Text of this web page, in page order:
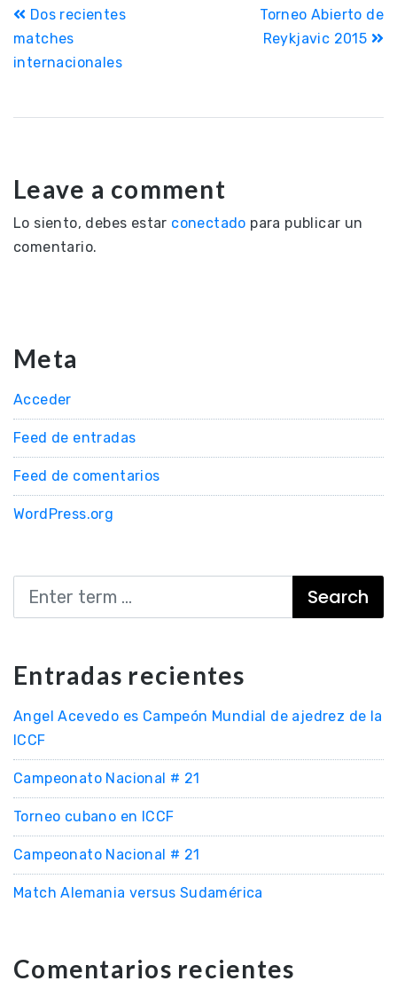
Navegación
de
entradas
Dos recientes
matches
internacionales
Torneo Abierto de
Reykjavic 2015
Leave a comment
Lo siento, debes estar conectado para publicar un
comentario.
Meta
Acceder
Feed de entradas
Feed de comentarios
WordPress.org
Search
Entradas recientes
Angel Acevedo es Campeón Mundial de ajedrez de la
ICCF
Campeonato Nacional # 21
Torneo cubano en ICCF
Campeonato Nacional # 21
Match Alemania versus Sudamérica
Comentarios recientes